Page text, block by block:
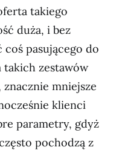
takiego
duża, i bez
pasującego do
takich zestawów
mniejsze
klienci
parametry, gdyż
pochodzą z